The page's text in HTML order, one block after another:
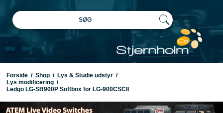
SØG
Forside / Shop / Lys & Studie udstyr /
Lys modificering /
Ledgo LG-SB900P Softbox for LG-900CSCII